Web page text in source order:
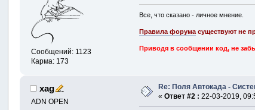
Сообщений: 1123
Карма: 173
Все, что сказано - личное мнение.
Правила форума существуют не
Приводя в сообщении код, не
xag
ADN OPEN
Re: Поля Автокада -
«Ответ #2 : 22-03-2019,